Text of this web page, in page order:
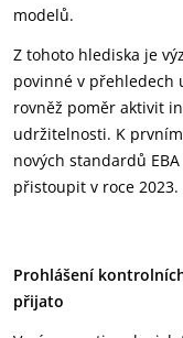
modelů.
Z tohoto hlediska je
povinné v přehledech
rovněž poměr aktivit
udržitelnosti. K
nových standardů
přistoupit v roce 2023.
Prohlášení
přijato